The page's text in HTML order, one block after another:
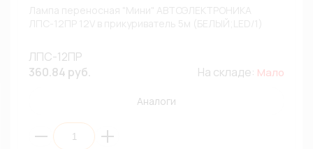
ЛПС-12ПР
360.84 руб.
На складе: Мало
Аналоги